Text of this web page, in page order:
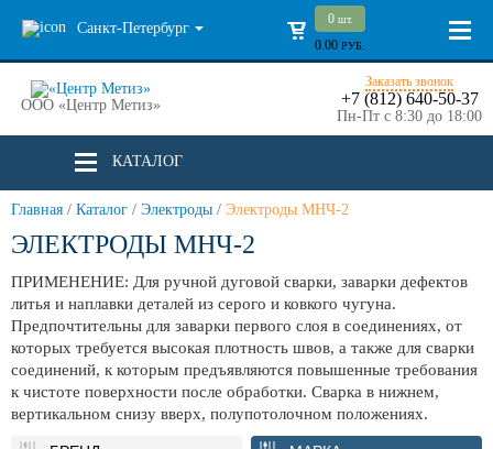
Санкт-Петербург
0 шт.
0.00 РУБ.
ООО «Центр Метиз»
Заказать звонок
+7 (812) 640-50-37
Пн-Пт с 8:30 до 18:00
КАТАЛОГ
Главная / Каталог / Электроды / Электроды МНЧ-2
ЭЛЕКТРОДЫ МНЧ-2
ПРИМЕНЕНИЕ: Для ручной дуговой сварки, заварки дефектов
литья и наплавки деталей из серого и ковкого чугуна.
Предпочтительны для заварки первого слоя в соединениях, от
которых требуется высокая плотность швов, а также для сварки
соединений, к которым предъявляются повышенные требования
к чистоте поверхности после обработки. Сварка в нижнем,
вертикальном снизу вверх, полупотолочном положениях.